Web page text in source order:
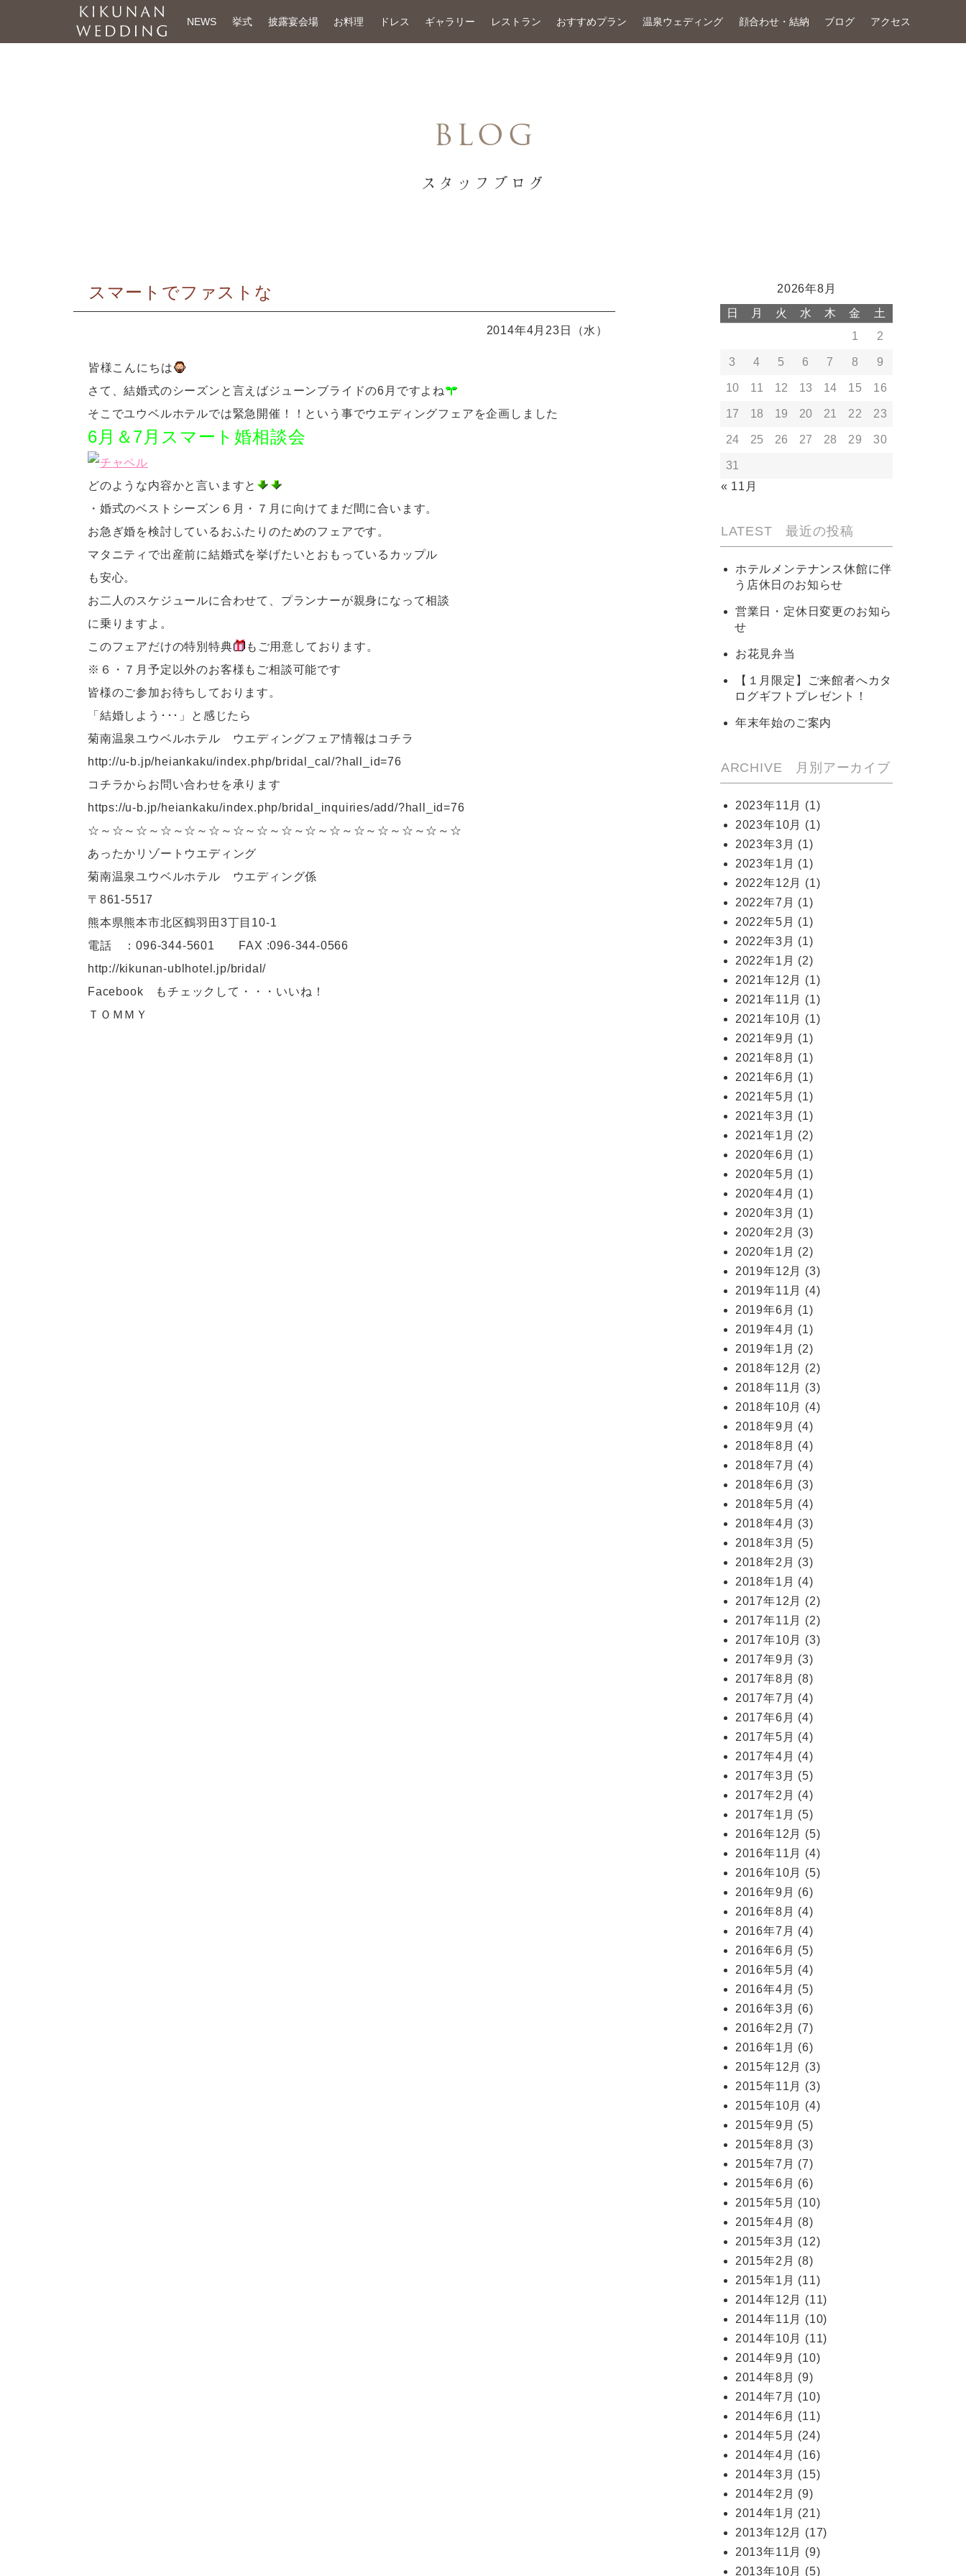
NEWS 挙式 披露宴会場 お料理 ドレス ギャラリー レストラン おすすめプラン 温泉ウェディング 顔合わせ・結納 ブログ アクセス
BLOG
スタッフブログ
スマートでファストな
2014年4月23日（水）
皆様こんにちは
さて、結婚式のシーズンと言えばジューンブライドの6月ですよね
そこでユウベルホテルでは緊急開催！！という事でウエディングフェアを企画しました
6月＆7月スマート婚相談会
どのような内容かと言いますと
・婚式のベストシーズン６月・７月に向けてまだ間に合います。
お急ぎ婚を検討しているおふたりのためのフェアです。
マタニティで出産前に結婚式を挙げたいとおもっているカップル
も安心。
お二人のスケジュールに合わせて、プランナーが親身になって相談
に乗りますよ。
このフェアだけの特別特典
もご用意しております。
※６・７月予定以外のお客様もご相談可能です
皆様のご参加お待ちしております。
「結婚しよう･･･」と感じたら
菊南温泉ユウベルホテル ウエディングフェア情報はコチラ
http://u-b.jp/heiankaku/index.php/bridal_cal/?hall_id=76
コチラからお問い合わせを承ります
https://u-b.jp/heiankaku/index.php/bridal_inquiries/add/?hall_id=76
☆～☆～☆～☆～☆～☆～☆～☆～☆～☆～☆～☆～☆～☆～☆～☆
あったかリゾートウエディング
菊南温泉ユウベルホテル ウエディング係
〒861-5517
熊本県熊本市北区鶴羽田3丁目10-1
電話 ：096-344-5601 FAX :096-344-0566
http://kikunan-ublhotel.jp/bridal/
Facebook もチェックして・・・いいね！
ＴＯＭＭＹ
2026年8月
日
月 火 水 木 金
土
1
2
3 4 5 6 7 8 9
10 11 12 13 14 15 16
17 18 19 20 21 22 23
24 25 26 27 28 29 30
31
« 11月
LATEST 最近の投稿
ホテルメンテナンス休館に伴
う店休日のお知らせ
営業日・定休日変更のお知ら
せ
お花見弁当
【１月限定】ご来館者へカタ
ログギフトプレゼント！
年末年始のご案内
ARCHIVE 月別アーカイブ
2023年11月
(1)
2023年10月
(1)
2023年3月 (1)
2023年1月 (1)
2022年12月
(1)
2022年7月 (1)
2022年5月 (1)
2022年3月 (1)
2022年1月 (2)
2021年12月
(1)
2021年11月
(1)
2021年10月
(1)
2021年9月 (1)
2021年8月 (1)
2021年6月 (1)
2021年5月 (1)
2021年3月 (1)
2021年1月 (2)
2020年6月 (1)
2020年5月 (1)
2020年4月 (1)
2020年3月 (1)
2020年2月 (3)
2020年1月 (2)
2019年12月
(3)
2019年11月
(4)
2019年6月 (1)
2019年4月 (1)
2019年1月 (2)
2018年12月
(2)
2018年11月
(3)
2018年10月
(4)
2018年9月 (4)
2018年8月 (4)
2018年7月 (4)
2018年6月 (3)
2018年5月 (4)
2018年4月 (3)
2018年3月 (5)
2018年2月 (3)
2018年1月 (4)
2017年12月
(2)
2017年11月
(2)
2017年10月
(3)
2017年9月 (3)
2017年8月 (8)
2017年7月 (4)
2017年6月 (4)
2017年5月 (4)
2017年4月 (4)
2017年3月 (5)
2017年2月 (4)
2017年1月 (5)
2016年12月
(5)
2016年11月
(4)
2016年10月
(5)
2016年9月 (6)
2016年8月 (4)
2016年7月 (4)
2016年6月 (5)
2016年5月 (4)
2016年4月 (5)
2016年3月 (6)
2016年2月 (7)
2016年1月 (6)
2015年12月
(3)
2015年11月
(3)
2015年10月
(4)
2015年9月 (5)
2015年8月 (3)
2015年7月 (7)
2015年6月 (6)
2015年5月 (10)
2015年4月 (8)
2015年3月 (12)
2015年2月 (8)
2015年1月 (11)
2014年12月
(11)
2014年11月
(10)
2014年10月
(11)
2014年9月 (10)
2014年8月 (9)
2014年7月 (10)
2014年6月 (11)
2014年5月 (24)
2014年4月 (16)
2014年3月 (15)
2014年2月 (9)
2014年1月 (21)
2013年12月
(17)
2013年11月
(9)
2013年10月
(5)